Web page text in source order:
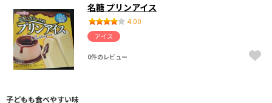
名糖 プリンアイス
4.00
アイス
0件のレビュー
子どもも食べやすい味